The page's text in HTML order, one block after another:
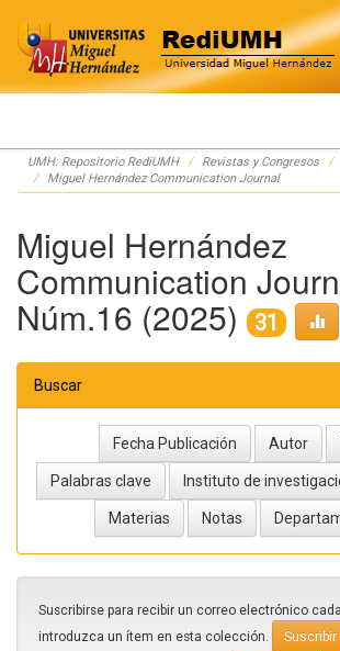
Skip
navigation
UMH: Repositorio RediUMH Revistas y Congresos
Miguel Hernández Communication Journal
Miguel Hernández
Communication
Núm.16 (2025) 31
Buscar
Suscribirse para recibir un correo electrónico
introduzca un ítem en esta colección.